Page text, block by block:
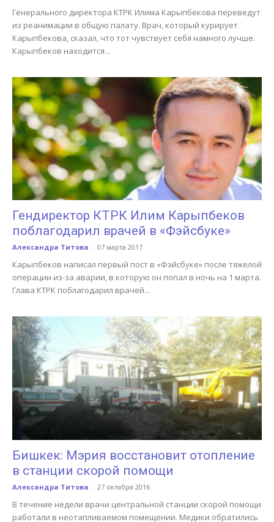
Генерального директора КТРК Илима Карыпбекова переведут
из реанимации в общую палату. Врач, который курирует
Карыпбекова, сказал, что тот чувствует себя намного лучше.
Карыпбеков находится...
Гендиректор КТРК Илим Карыпбеков
поблагодарил врачей в «Фэйсбуке»
Александра Титова - 07 марта 2017
Карыпбеков написал первый пост в «Фэйсбуке» после тяжелой
операции из-за аварии, в которую он попал в ночь на 1 марта.
Глава КТРК поблагодарил врачей...
Бишкек: Мэрия восстановит отопление
в станции скорой помощи
Александра Титова - 27 октября 2016
В течение недели врачи центральной станции скорой помощи
работали в неотапливаемом помещении. Медики обратились